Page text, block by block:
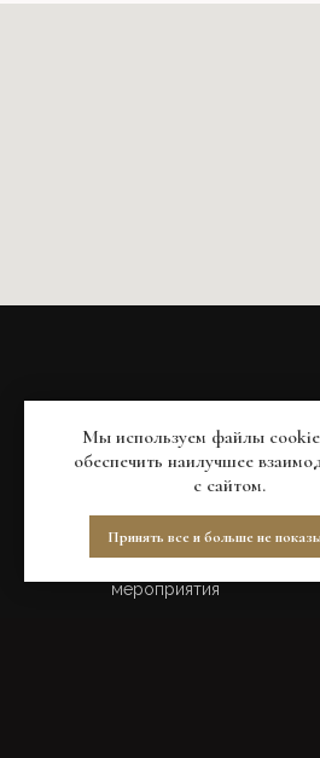
главная
ресторан
мероприятия
Мы используем файлы
обеспечить наилучшее
с сайтом.
Принять все и больше не